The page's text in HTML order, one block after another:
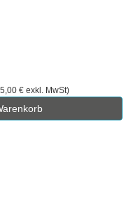
€ exkl. MwSt)